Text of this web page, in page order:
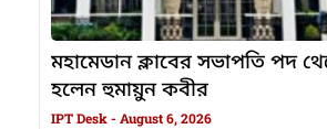
মহামেডান ক্লাবের সভাপতি পদ
হলেন হুমায়ুন কবীর
IPT Desk August 6, 2026